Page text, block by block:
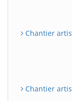
Chantier
Chantier